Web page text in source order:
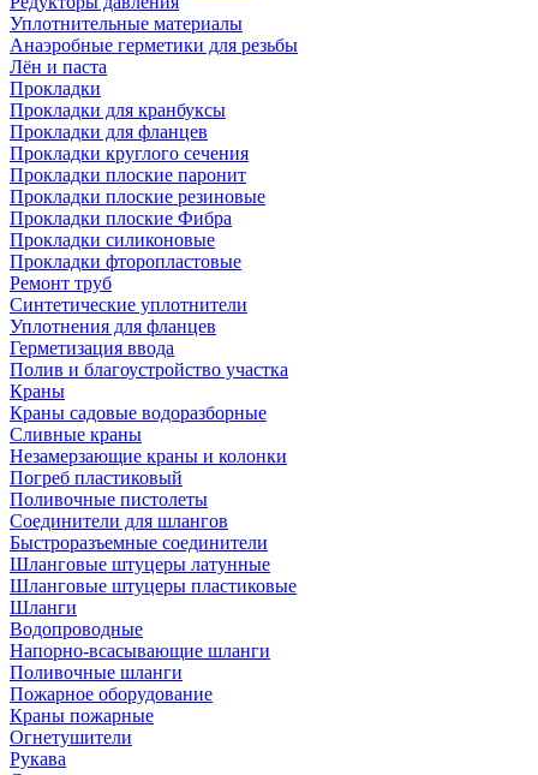
Уплотнительные материалы
Анаэробные герметики для резьбы
Лён и паста
Прокладки
Прокладки для кранбуксы
Прокладки для фланцев
Прокладки круглого сечения
Прокладки плоские паронит
Прокладки плоские резиновые
Прокладки плоские Фибра
Прокладки силиконовые
Прокладки фторопластовые
Ремонт труб
Синтетические уплотнители
Уплотнения для фланцев
Герметизация ввода
Полив и благоустройство участка
Краны
Краны садовые водоразборные
Сливные краны
Незамерзающие краны и колонки
Погреб пластиковый
Поливочные пистолеты
Соединители для шлангов
Быстроразъемные соединители
Шланговые штуцеры латунные
Шланговые штуцеры пластиковые
Шланги
Водопроводные
Напорно-всасывающие шланги
Поливочные шланги
Пожарное оборудование
Краны пожарные
Огнетушители
Рукава